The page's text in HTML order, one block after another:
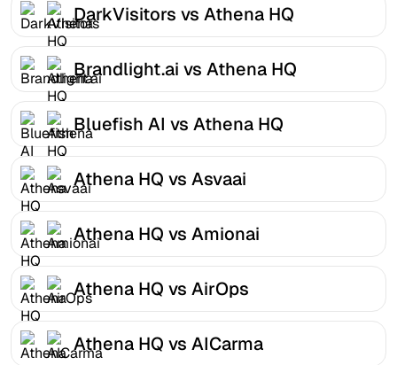
DarkVisitors vs Athena HQ
Brandlight.ai vs Athena HQ
Bluefish AI vs Athena HQ
Athena HQ vs Asvaai
Athena HQ vs Amionai
Athena HQ vs AirOps
Athena HQ vs AICarma